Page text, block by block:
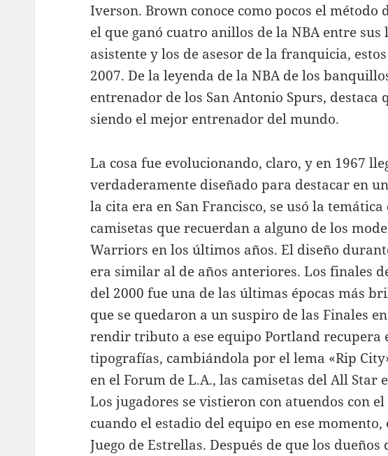
Iverson. Brown conoce como pocos el método
el que ganó cuatro anillos de la NBA entre
asistente y los de asesor de la franquicia,
2007. De la leyenda de la NBA de los
entrenador de los San Antonio Spurs, destaca
siendo el mejor entrenador del mundo.
La cosa fue evolucionando, claro, y en 1967
verdaderamente diseñado para destacar en
la cita era en San Francisco, se usó la
camisetas que recuerdan a alguno de los
Warriors en los últimos años. El diseño
era similar al de años anteriores. Los finales
del 2000 fue una de las últimas épocas más
que se quedaron a un suspiro de las Finales
rendir tributo a ese equipo Portland recupera
tipografías, cambiándola por el lema «Rip
en el Forum de L.A., las camisetas del All Star
Los jugadores se vistieron con atuendos con
cuando el estadio del equipo en ese
Juego de Estrellas. Después de que los